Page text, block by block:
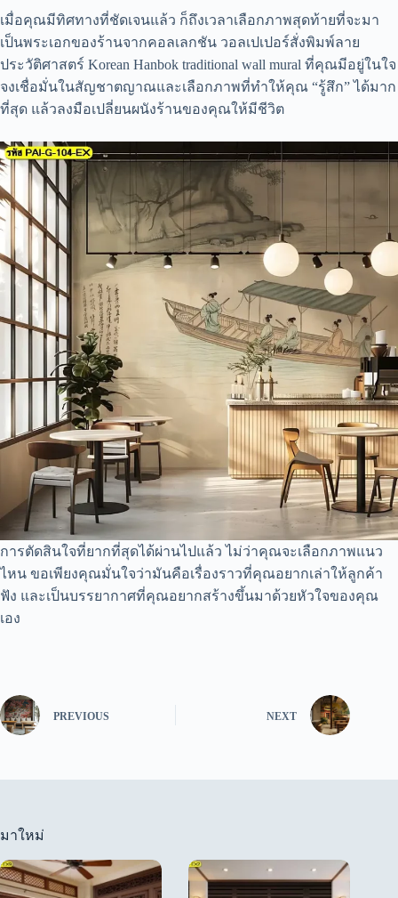
เมื่อคุณมีทิศทางที่ชัดเจนแล้ว ก็ถึงเวลาเลือกภาพสุดท้ายที่จะมา
เป็นพระเอกของร้านจากคอลเลกชัน วอลเปเปอร์สั่งพิมพ์ลาย
ประวัติศาสตร์ Korean Hanbok traditional wall mural ที่คุณมีอยู่ในใจ
จงเชื่อมั่นในสัญชาตญาณและเลือกภาพที่ทำให้คุณ “รู้สึก” ได้มาก
ที่สุด แล้วลงมือเปลี่ยนผนังร้านของคุณให้มีชีวิต
การตัดสินใจที่ยากที่สุดได้ผ่านไปแล้ว ไม่ว่าคุณจะเลือกภาพแนว
ไหน ขอเพียงคุณมั่นใจว่ามันคือเรื่องราวที่คุณอยากเล่าให้ลูกค้า
ฟัง และเป็นบรรยากาศที่คุณอยากสร้างขึ้นมาด้วยหัวใจของคุณ
เอง
PREVIOUS NEXT
มาใหม่